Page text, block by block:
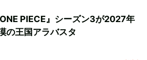
PIECE』シーズン3が2027年
の王国アラバスタ